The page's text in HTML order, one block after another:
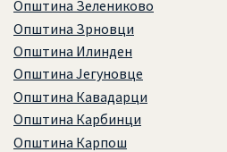
Општина Зелениково
Општина Зрновци
Општина Илинден
Општина Јегуновце
Општина Кавадарци
Општина Карбинци
Општина Карпош